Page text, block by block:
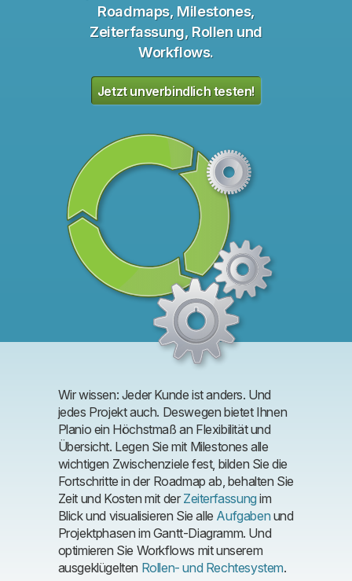
Roadmaps, Milestones,
Zeiterfassung, Rollen und
Workflows.
Jetzt unverbindlich testen!
Wir wissen: Jeder Kunde ist anders. Und
jedes Projekt auch. Deswegen bietet Ihnen
Planio ein Höchstmaß an Flexibilität und
Übersicht. Legen Sie mit Milestones alle
wichtigen Zwischenziele fest, bilden Sie die
Fortschritte in der Roadmap ab, behalten Sie
Zeit und Kosten mit der Zeiterfassung im
Blick und visualisieren Sie alle Aufgaben und
Projektphasen im Gantt-Diagramm. Und
optimieren Sie Workflows mit unserem
ausgeklügelten Rollen- und Rechtesystem.